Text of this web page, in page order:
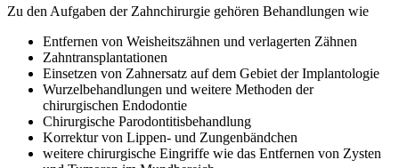
Zu den Aufgaben der Zahnchirurgie gehören Behandlungen wie
Entfernen von Weisheitszähnen und verlagerten Zähnen
Zahntransplantationen
Einsetzen von Zahnersatz auf dem Gebiet der Implantologie
Wurzelbehandlungen und weitere Methoden der
chirurgischen Endodontie
Chirurgische Parodontitisbehandlung
Korrektur von Lippen- und Zungenbändchen
weitere chirurgische Eingriffe wie das Entfernen von Zysten